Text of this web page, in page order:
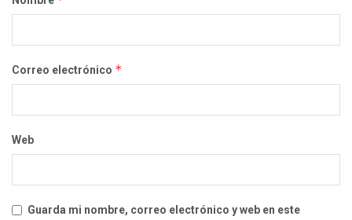
Correo electrónico *
Web
Guarda mi nombre, correo electrónico y web en este